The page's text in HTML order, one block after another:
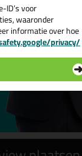
ID’s voor
waaronder
informatie over hoe
privacy/